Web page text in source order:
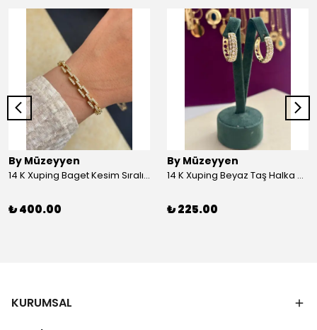
By Müzeyyen
14 K Xuping Baget Kesim Sıralı Bileklik
₺ 400.00
By Müzeyyen
14 K Xuping Beyaz Taş Halka Küpe
₺ 225.00
KURUMSAL